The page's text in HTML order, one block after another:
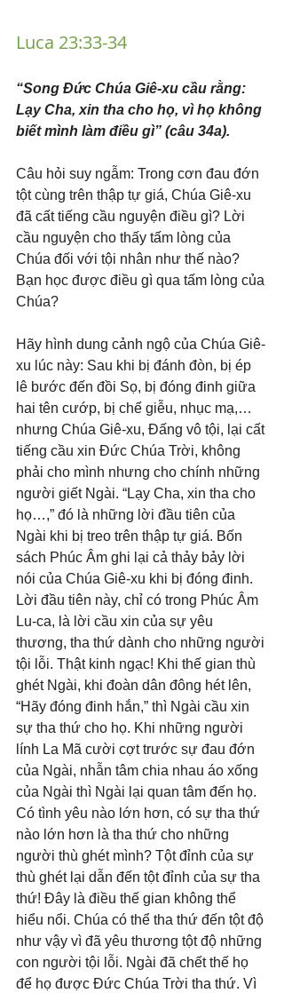
Luca 23:33-34
“Song Đức Chúa Giê-xu cầu rằng:
Lạy Cha, xin tha cho họ, vì họ không
biết mình làm điều gì” (câu 34a).
Câu hỏi suy ngẫm: Trong cơn đau đớn
tột cùng trên thập tự giá, Chúa Giê-xu
đã cất tiếng cầu nguyện điều gì? Lời
cầu nguyện cho thấy tấm lòng của
Chúa đối với tội nhân như thế nào?
Bạn học được điều gì qua tấm lòng của
Chúa?
Hãy hình dung cảnh ngộ của Chúa Giê-
xu lúc này: Sau khi bị đánh đòn, bị ép
lê bước đến đồi Sọ, bị đóng đinh giữa
hai tên cướp, bị chế giễu, nhục mạ,…
nhưng Chúa Giê-xu, Đấng vô tội, lại cất
tiếng cầu xin Đức Chúa Trời, không
phải cho mình nhưng cho chính những
người giết Ngài. “Lạy Cha, xin tha cho
họ…,” đó là những lời đầu tiên của
Ngài khi bị treo trên thập tự giá. Bốn
sách Phúc Âm ghi lại cả thảy bảy lời
nói của Chúa Giê-xu khi bị đóng đinh.
Lời đầu tiên này, chỉ có trong Phúc Âm
Lu-ca, là lời cầu xin của sự yêu
thương, tha thứ dành cho những người
tội lỗi. Thật kinh ngạc! Khi thế gian thù
ghét Ngài, khi đoàn dân đông hét lên,
“Hãy đóng đinh hắn,” thì Ngài cầu xin
sự tha thứ cho họ. Khi những người
lính La Mã cười cợt trước sự đau đớn
của Ngài, nhẫn tâm chia nhau áo xống
của Ngài thì Ngài lại quan tâm đến họ.
Có tình yêu nào lớn hơn, có sự tha thứ
nào lớn hơn là tha thứ cho những
người thù ghét mình? Tột đỉnh của sự
thù ghét lại dẫn đến tột đỉnh của sự tha
thứ! Đây là điều thế gian không thể
hiểu nổi. Chúa có thể tha thứ đến tột độ
như vậy vì đã yêu thương tột độ những
con người tội lỗi. Ngài đã chết thế họ
để họ được Đức Chúa Trời tha thứ. Vì